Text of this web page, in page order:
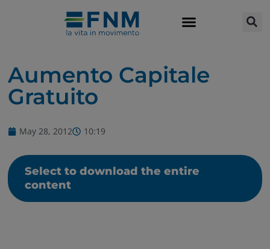
Aumento Capitale
Gratuito
May 28, 2012 10:19
Select to download the entire
content